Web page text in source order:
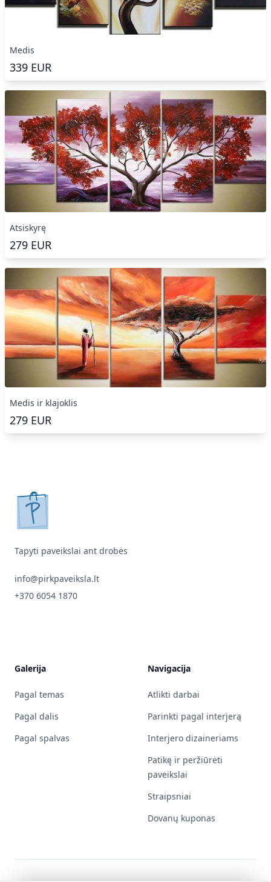
Medis
339 EUR
Atsiskyrę
279 EUR
Medis ir klajoklis
279 EUR
pirkpaveiksla.lt
Tapyti paveikslai ant drobės
info@pirkpaveiksla.lt
+370 6054 1870
Galerija
Pagal temas
Pagal dalis
Pagal spalvas
Navigacija
Atlikti darbai
Parinkti pagal interjerą
Interjero dizaineriams
Patikę ir peržiūrėti
paveikslai
Straipsniai
Dovanų kuponas